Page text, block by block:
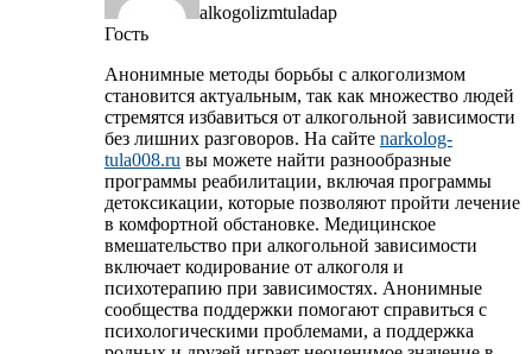
alkogolizmtuladap
Гость
Анонимные методы борьбы с алкоголизмом
становится актуальным, так как множество людей
стремятся избавиться от алкогольной зависимости
без лишних разговоров. На сайте narkolog-
tula008.ru вы можете найти разнообразные
программы реабилитации, включая программы
детоксикации, которые позволяют пройти лечение
в комфортной обстановке. Медицинское
вмешательство при алкогольной зависимости
включает кодирование от алкоголя и
психотерапию при зависимостях. Анонимные
сообщества поддержки помогают справиться с
психологическими проблемами, а поддержка